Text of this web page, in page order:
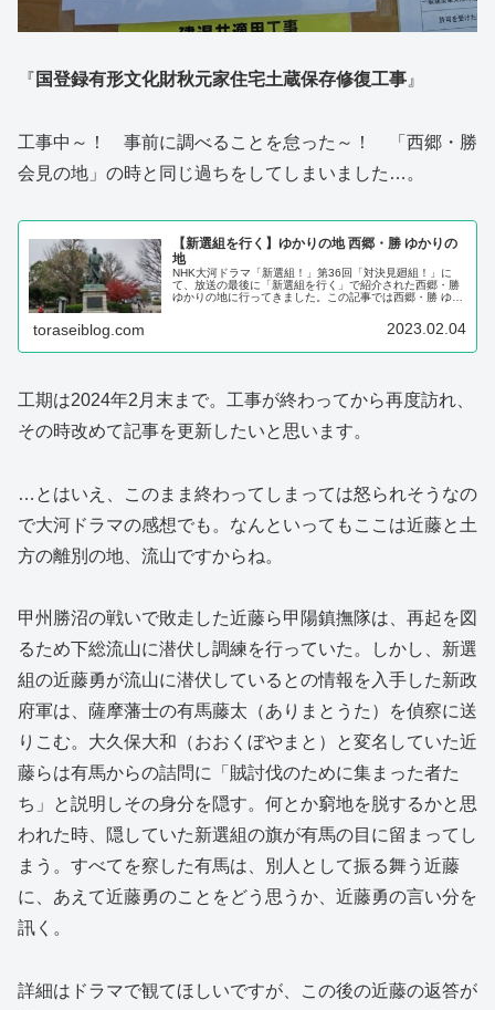
『 国登録有形文化財秋元家住宅土蔵保存修復工事 』
工事中～！ 事前に調べることを怠った～！ 「西郷・勝
会見の地」の時と同じ過ちをしてしまいました…。
【新選組を行く】ゆかりの地 西郷・勝 ゆかりの
地
NHK大河ドラマ「新選組！」第36回「対決見廻組！」に
て、放送の最後に「新選組を行く」で紹介された西郷・勝
ゆかりの地に行ってきました。この記事では西郷・勝 ゆか
ート、ゆかりの地を巡った様子などをドラマの感想を交え
toraseiblog.com 2023.02.04
工期は2024年2月末まで。工事が終わってから再度訪れ、
その時改めて記事を更新したいと思います。
…とはいえ、このまま終わってしまっては怒られそうなの
で大河ドラマの感想でも。なんといってもここは近藤と土
方の離別の地、流山ですからね。
甲州勝沼の戦いで敗走した近藤ら甲陽鎮撫隊は、再起を図
るため下総流山に潜伏し調練を行っていた。しかし、新選
組の近藤勇が流山に潜伏しているとの情報を入手した新政
府軍は、薩摩藩士の有馬藤太（ありまとうた）を偵察に送
りこむ。大久保大和（おおくぼやまと）と変名していた近
藤らは有馬からの詰問に「賊討伐のために集まった者た
ち」と説明しその身分を隠す。何とか窮地を脱するかと思
われた時、隠していた新選組の旗が有馬の目に留まってし
まう。すべてを察した有馬は、別人として振る舞う近藤
に、あえて近藤勇のことをどう思うか、近藤勇の言い分を
訊く。
詳細はドラマで観てほしいですが、この後の近藤の返答が